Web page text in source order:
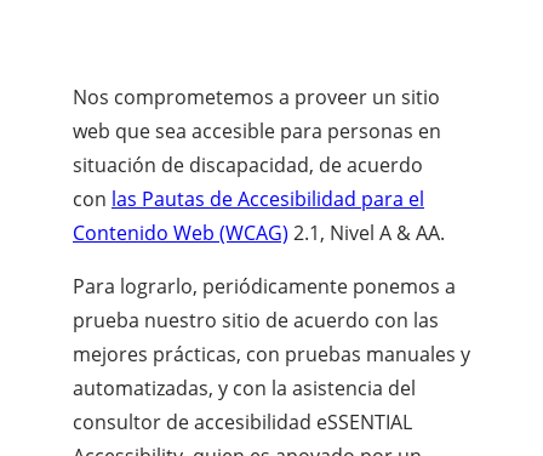
Nos comprometemos a proveer un sitio
web que sea accesible para personas en
situación de discapacidad, de acuerdo
con las Pautas de Accesibilidad para el
Contenido Web (WCAG) 2.1, Nivel A & AA.
Para lograrlo, periódicamente ponemos a
prueba nuestro sitio de acuerdo con las
mejores prácticas, con pruebas manuales y
automatizadas, y con la asistencia del
consultor de accesibilidad eSSENTIAL